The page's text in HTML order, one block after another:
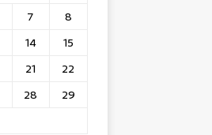
7
8
14
15
21
22
28
29